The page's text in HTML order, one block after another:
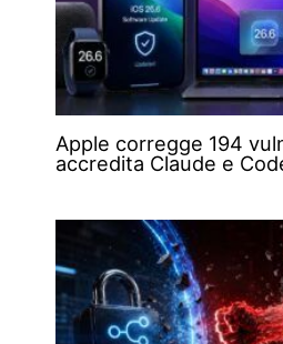
Apple corregge 194
accredita Claude e